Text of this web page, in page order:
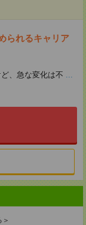
られるキャリア
、急な変化は不 ...